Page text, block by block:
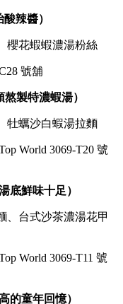
辣醬）
櫻花蝦蝦濃湯粉絲
號舖
製特濃蝦湯）
牡蠣沙白蝦湯拉麵
World 3069-T20 號
底鮮味十足）
、台式沙茶濃湯花甲
World 3069-T11 號
的童年回憶）